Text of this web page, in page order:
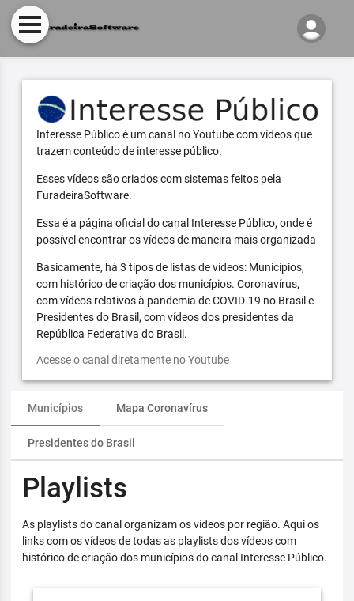
Interesse Público é um canal no Youtube com vídeos que
trazem conteúdo de interesse público.
Esses vídeos são criados com sistemas feitos pela
FuradeiraSoftware.
Essa é a página oficial do canal Interesse Público, onde é
possível encontrar os vídeos de maneira mais organizada
Basicamente, há 3 tipos de listas de vídeos: Municípios,
com histórico de criação dos municípios. Coronavírus,
com vídeos relativos à pandemia de COVID-19 no Brasil e
Presidentes do Brasil, com vídeos dos presidentes da
República Federativa do Brasil.
Acesse o canal diretamente no Youtube
Municípios Mapa Coronavírus
Presidentes do Brasil
Playlists
As playlists do canal organizam os vídeos por região. Aqui os
links com os vídeos de todas as playlists dos vídeos com
histórico de criação dos municípios do canal Interesse Público.